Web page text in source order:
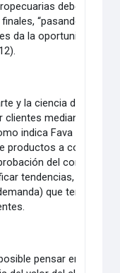
deben
“pasando de
da la oportunidad de
y la ciencia de elegir
clientes mediante la
indica Fava Neves
productos a comprar,
del
tendencias, a fin de
que tenga
pensar en